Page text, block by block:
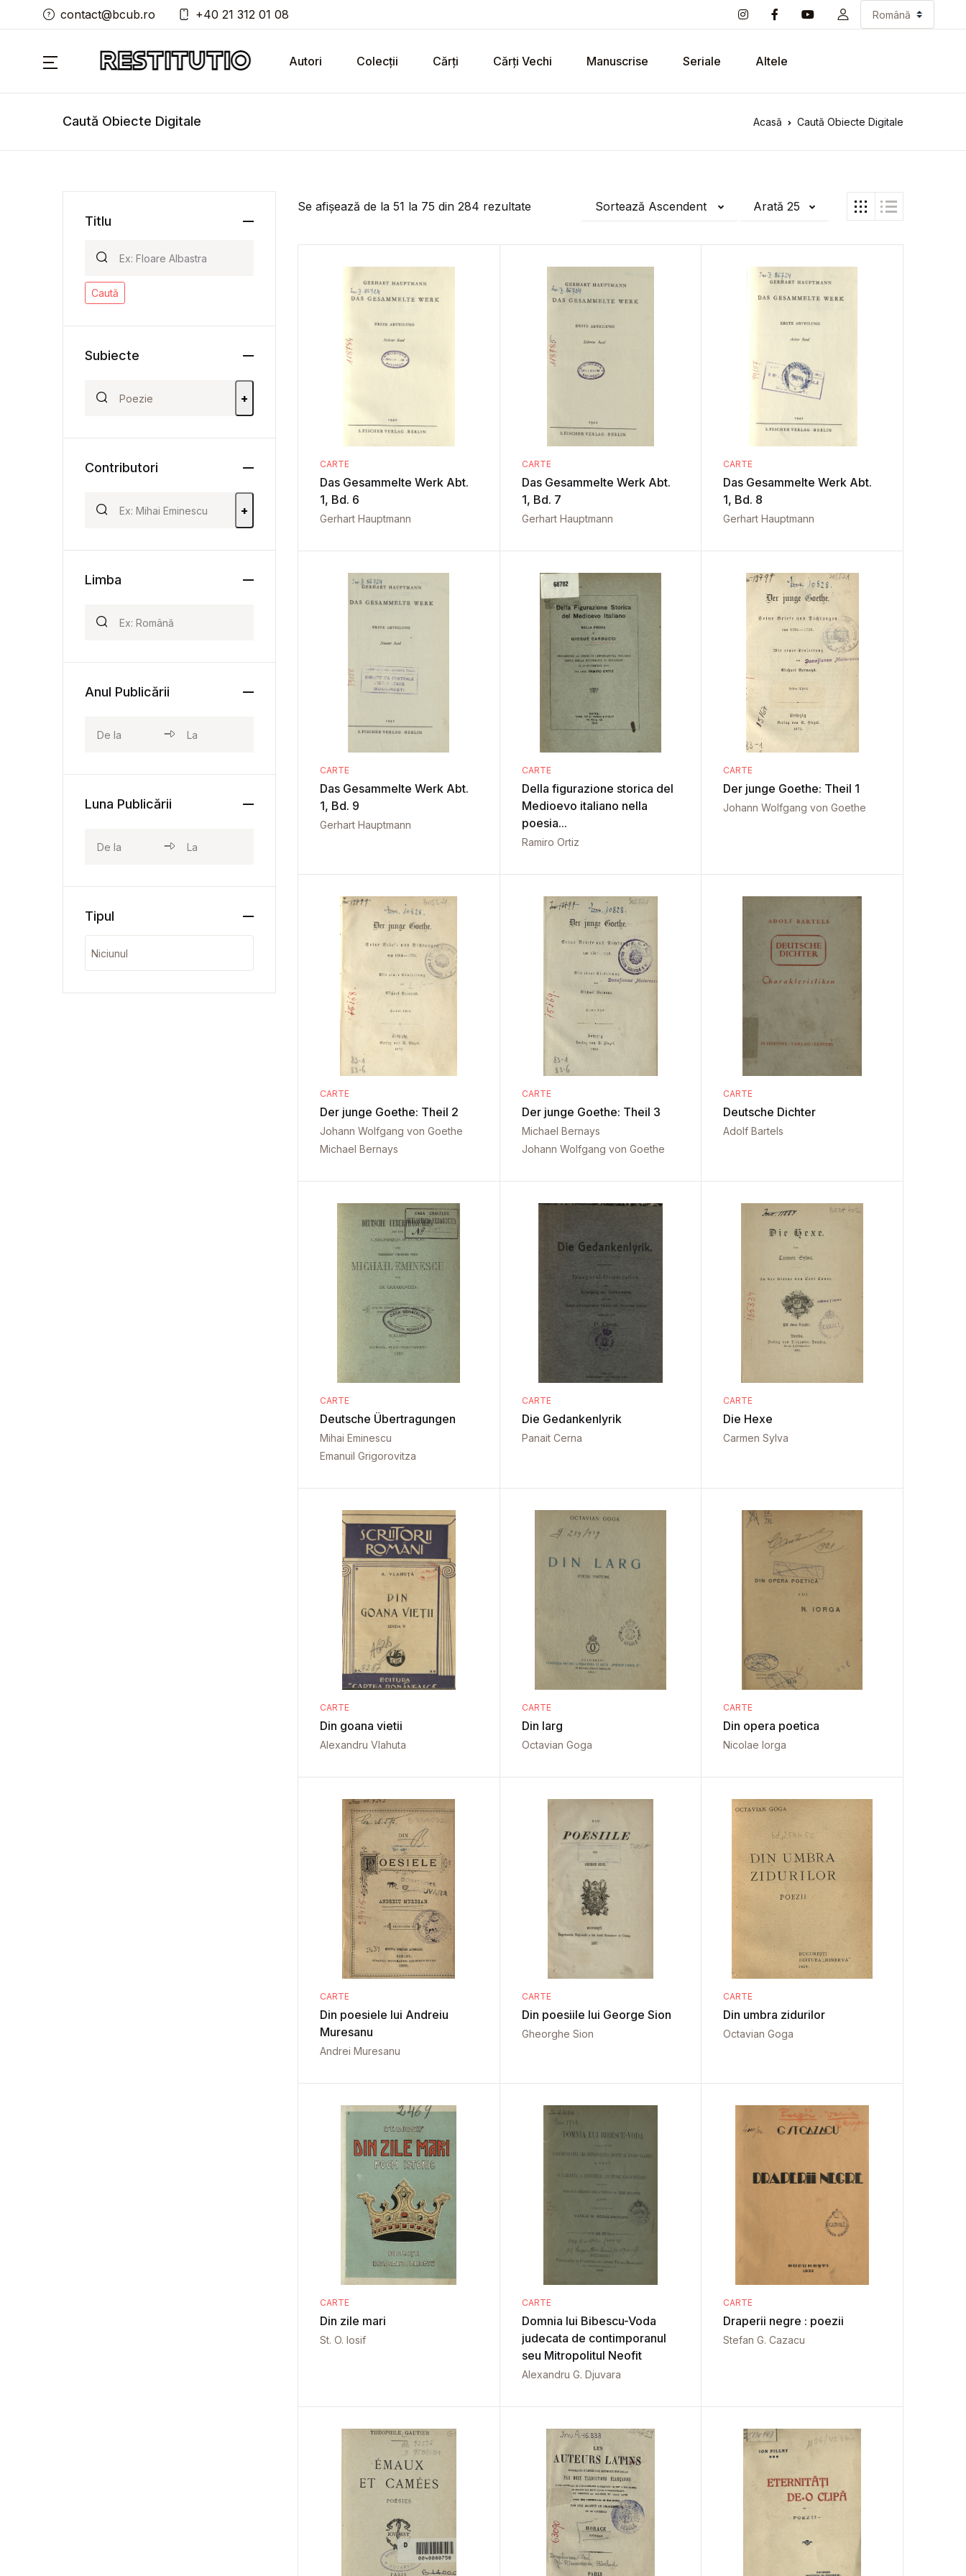
contact@bcub.ro +40 21 312 01 08
Autori Colecții Cărți Cărți Vechi Manuscrise Seriale Altele
Caută Obiecte Digitale Acasă Caută Obiecte Digitale
Se afișează de la 51 la 75 din 284 rezultate Sortează Ascendent Arată 25
CARTE
Das Gesammelte Werk Abt.
1, Bd. 6
Gerhart Hauptmann
CARTE
Das Gesammelte Werk Abt.
1, Bd. 7
Gerhart Hauptmann
CARTE
Das Gesammelte Werk Abt.
1, Bd. 8
Gerhart Hauptmann
CARTE
Das Gesammelte Werk Abt.
1, Bd. 9
Gerhart Hauptmann
CARTE
Della figurazione storica del
Medioevo italiano nella
poesia...
Ramiro Ortiz
CARTE
Der junge Goethe: Theil 1
Johann Wolfgang von Goethe
CARTE
Der junge Goethe: Theil 2
Johann Wolfgang von Goethe
Michael Bernays
CARTE
Der junge Goethe: Theil 3
Michael Bernays
Johann Wolfgang von Goethe
CARTE
Deutsche Dichter
Adolf Bartels
CARTE
Deutsche Übertragungen
Mihai Eminescu
Emanuil Grigorovitza
CARTE
Die Gedankenlyrik
Panait Cerna
CARTE
Die Hexe
Carmen Sylva
CARTE
Din goana vietii
Alexandru Vlahuta
CARTE
Din larg
Octavian Goga
CARTE
Din opera poetica
Nicolae Iorga
CARTE
Din poesiele lui Andreiu
Muresanu
Andrei Muresanu
CARTE
Din poesiile lui George Sion
Gheorghe Sion
CARTE
Din umbra zidurilor
Octavian Goga
CARTE
Din zile mari
St. O. Iosif
CARTE
Domnia lui Bibescu-Voda
judecata de contimporanul
seu Mitropolitul Neofit
Alexandru G. Djuvara
CARTE
Draperii negre : poezii
Stefan G. Cazacu
Titlu
Caută
Subiecte
+
Contributori
+
Limba
Anul Publicării
Luna Publicării
Tipul